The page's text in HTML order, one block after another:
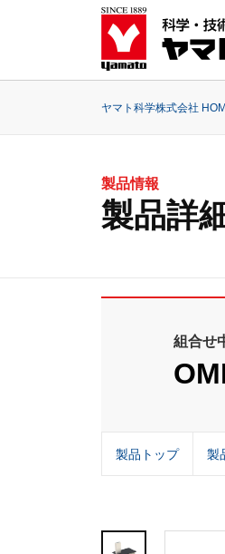
ヤマト科学株式会社
製品情報
製品詳
組合せ
製品トップ 製